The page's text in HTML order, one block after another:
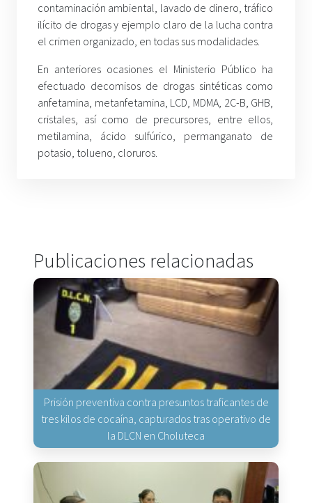
contaminación ambiental, lavado de dinero, tráfico
ilícito de drogas y ejemplo claro de la lucha contra
el crimen organizado, en todas sus modalidades.
En anteriores ocasiones el Ministerio Público ha
efectuado decomisos de drogas sintéticas como
anfetamina, metanfetamina, LCD, MDMA, 2C-B, GHB,
cristales, así como de precursores, entre ellos,
metilamina, ácido sulfúrico, permanganato de
potasio, tolueno, cloruros.
Publicaciones relacionadas
Prisión preventiva contra presuntos traficantes de
tres kilos de cocaína, capturados tras operativo de
la DLCN en Choluteca